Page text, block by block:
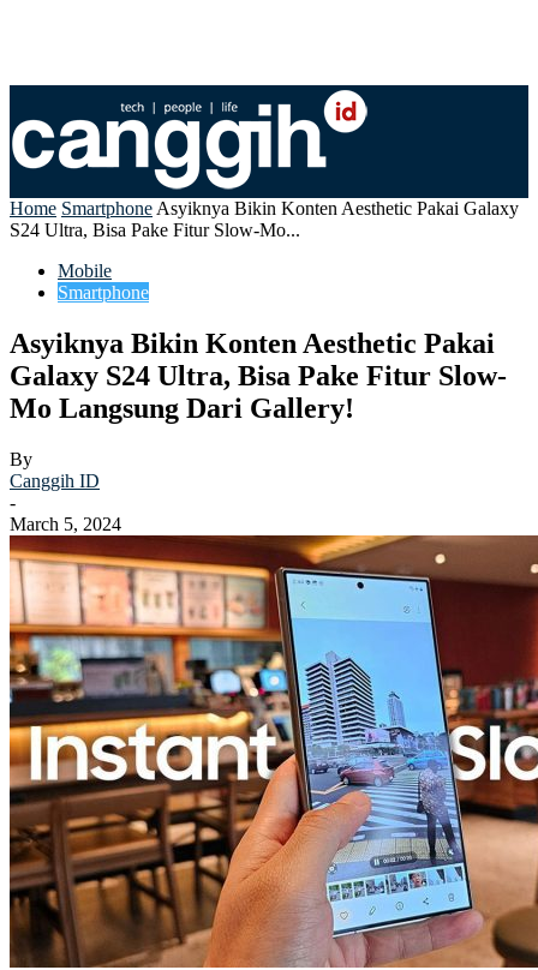
Home Smartphone Asyiknya Bikin Konten Aesthetic Pakai Galaxy
S24 Ultra, Bisa Pake Fitur Slow-Mo...
Mobile
Smartphone
Asyiknya Bikin Konten Aesthetic Pakai
Galaxy S24 Ultra, Bisa Pake Fitur Slow-
Mo Langsung Dari Gallery!
By
Canggih ID
-
March 5, 2024